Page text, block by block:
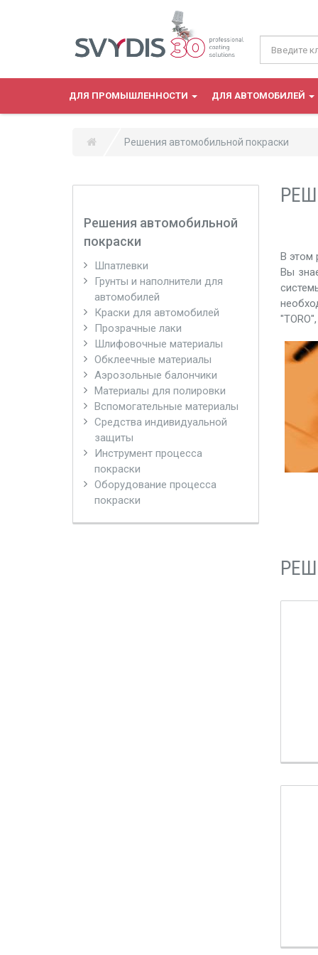
ДЛЯ ПРОМЫШЛЕННОСТИ ДЛЯ АВТОМОБИЛЕЙ
Решения автомобильной покраски
Решения автомобильной
покраски
Шпатлевки
Грунты и наполнители для
автомобилей
Краски для автомобилей
Прозрачные лаки
Шлифовочные материалы
Обклеечные материалы
Аэрозольные балончики
Материалы для полировки
Вспомогательные материалы
Средства индивидуальной
защиты
Инструмент процесса
покраски
Оборудование процесса
покраски
В этом
Вы
"TORO"